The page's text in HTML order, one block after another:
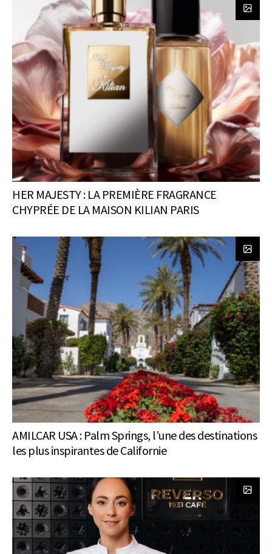
HER MAJESTY : LA PREMIÈRE FRAGRANCE
CHYPRÉE DE LA MAISON KILIAN PARIS
AMILCAR USA : Palm Springs, l’une des destinations
les plus inspirantes de Californie